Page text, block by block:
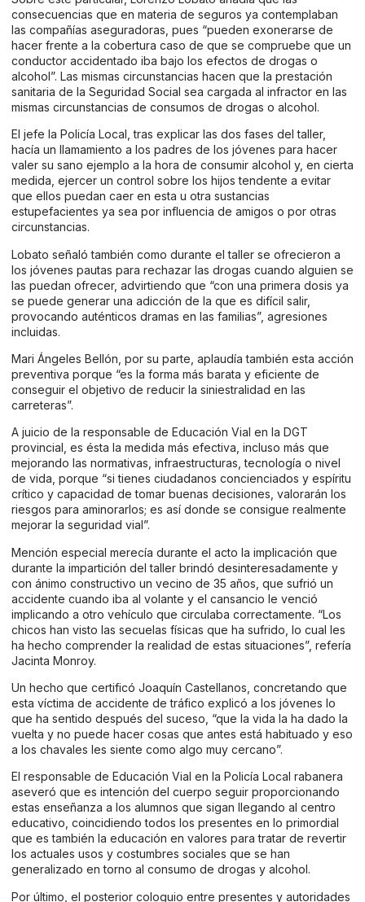
consecuencias que en materia de seguros ya contemplaban
las compañías aseguradoras, pues “pueden exonerarse de
hacer frente a la cobertura caso de que se compruebe que un
conductor accidentado iba bajo los efectos de drogas o
alcohol”. Las mismas circunstancias hacen que la prestación
sanitaria de la Seguridad Social sea cargada al infractor en las
mismas circunstancias de consumos de drogas o alcohol.
El jefe la Policía Local, tras explicar las dos fases del taller,
hacía un llamamiento a los padres de los jóvenes para hacer
valer su sano ejemplo a la hora de consumir alcohol y, en cierta
medida, ejercer un control sobre los hijos tendente a evitar
que ellos puedan caer en esta u otra sustancias
estupefacientes ya sea por influencia de amigos o por otras
circunstancias.
Lobato señaló también como durante el taller se ofrecieron a
los jóvenes pautas para rechazar las drogas cuando alguien se
las puedan ofrecer, advirtiendo que “con una primera dosis ya
se puede generar una adicción de la que es difícil salir,
provocando auténticos dramas en las familias”, agresiones
incluidas.
Mari Ángeles Bellón, por su parte, aplaudía también esta acción
preventiva porque “es la forma más barata y eficiente de
conseguir el objetivo de reducir la siniestralidad en las
carreteras”.
A juicio de la responsable de Educación Vial en la DGT
provincial, es ésta la medida más efectiva, incluso más que
mejorando las normativas, infraestructuras, tecnología o nivel
de vida, porque “si tienes ciudadanos concienciados y espíritu
crítico y capacidad de tomar buenas decisiones, valorarán los
riesgos para aminorarlos; es así donde se consigue realmente
mejorar la seguridad vial”.
Mención especial merecía durante el acto la implicación que
durante la impartición del taller brindó desinteresadamente y
con ánimo constructivo un vecino de 35 años, que sufrió un
accidente cuando iba al volante y el cansancio le venció
implicando a otro vehículo que circulaba correctamente. “Los
chicos han visto las secuelas físicas que ha sufrido, lo cual les
ha hecho comprender la realidad de estas situaciones”, refería
Jacinta Monroy.
Un hecho que certificó Joaquín Castellanos, concretando que
esta víctima de accidente de tráfico explicó a los jóvenes lo
que ha sentido después del suceso, “que la vida la ha dado la
vuelta y no puede hacer cosas que antes está habituado y eso
a los chavales les siente como algo muy cercano”.
El responsable de Educación Vial en la Policía Local rabanera
aseveró que es intención del cuerpo seguir proporcionando
estas enseñanza a los alumnos que sigan llegando al centro
educativo, coincidiendo todos los presentes en lo primordial
que es también la educación en valores para tratar de revertir
los actuales usos y costumbres sociales que se han
generalizado en torno al consumo de drogas y alcohol.
Por último, el posterior coloquio entre presentes y autoridades